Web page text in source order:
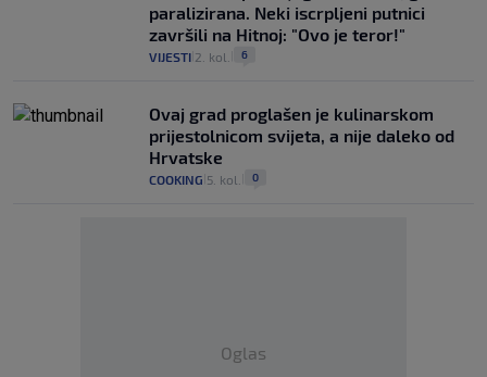
paralizirana. Neki iscrpljeni putnici
završili na Hitnoj: "Ovo je teror!"
VIJESTI 2. kol. 6
Ovaj grad proglašen je kulinarskom
prijestolnicom svijeta, a nije daleko od
Hrvatske
COOKING 5. kol. 0
Oglas